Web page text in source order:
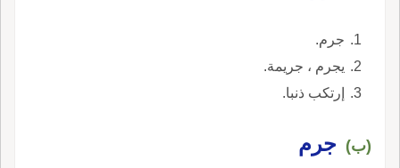
جرم.
يجرم ، جريمة.
إرتكب ذنبا.
(ب) جرم